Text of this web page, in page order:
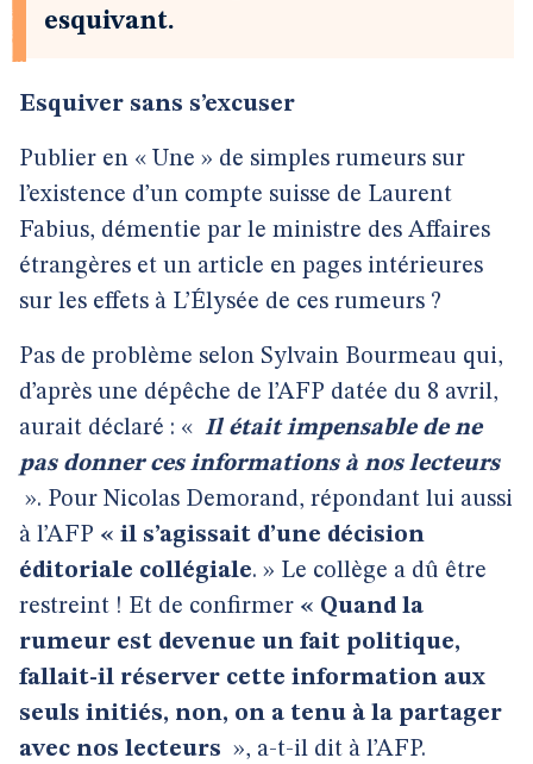
esquivant.
Esquiver sans s’excuser
Publier en « Une » de simples rumeurs sur
l’existence d’un compte suisse de Laurent
Fabius, démentie par le ministre des Affaires
étrangères et un article en pages intérieures
sur les effets à L’Élysée de ces rumeurs ?
Pas de problème selon Sylvain Bourmeau qui,
d’après une dépêche de l’AFP datée du 8 avril,
aurait déclaré : « Il était impensable de ne
pas donner ces informations à nos lecteurs
». Pour Nicolas Demorand, répondant lui aussi
à l’AFP « il s’agissait d’une décision
éditoriale collégiale. » Le collège a dû être
restreint ! Et de confirmer « Quand la
rumeur est devenue un fait politique,
fallait-il réserver cette information aux
seuls initiés, non, on a tenu à la partager
avec nos lecteurs », a-t-il dit à l’AFP.